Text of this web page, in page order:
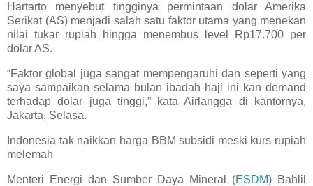
Hartarto menyebut tingginya permintaan dolar Amerika
Serikat (AS) menjadi salah satu faktor utama yang menekan
nilai tukar rupiah hingga menembus level Rp17.700 per
dolar AS.
“Faktor global juga sangat mempengaruhi dan seperti yang
saya sampaikan selama bulan ibadah haji ini kan demand
terhadap dolar juga tinggi,” kata Airlangga di kantornya,
Jakarta, Selasa.
Indonesia tak naikkan harga BBM subsidi meski kurs rupiah
melemah
Menteri Energi dan Sumber Daya Mineral (ESDM) Bahlil